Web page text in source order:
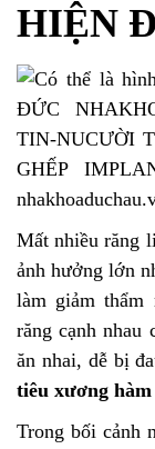
HIỆN
Mất nhiều răng
ảnh hưởng lớn
làm giảm
răng cạnh nhau
ăn nhai, dễ bị
tiêu xương
Trong bối cảnh